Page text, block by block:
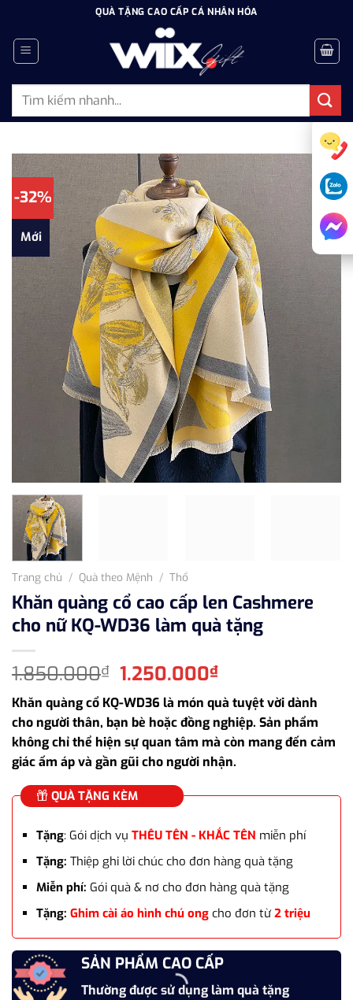
dung
QUÀ TẶNG CAO CẤP CÁ NHÂN HÓA
Tìm
-32%
Mới
Trang chủ / Quà theo Mệnh / Thổ
Khăn quàng cổ cao cấp len Cashmere
cho nữ KQ-WD36 làm quà tặng
1.850.000₫ Giá
gốc
là:
1.850.000₫.
1.250.000₫Giá
hiện
tại
là:
1.250.000₫.
Khăn quàng cổ KQ-WD36 là món quà tuyệt vời dành
cho người thân, bạn bè hoặc đồng nghiệp. Sản phẩm
không chỉ thể hiện sự quan tâm mà còn mang đến cảm
giác ấm áp và gần gũi cho người nhận.
QUÀ TẶNG KÈM
Tặng: Gói dịch vụ THÊU TÊN - KHẮC TÊN miễn phí
Tặng: Thiệp ghi lời chúc cho đơn hàng quà tặng
Miễn phí: Gói quà & nơ cho đơn hàng quà tặng
Tặng: Ghim cài áo hình chú ongcho đơn từ 2 triệu
SẢN PHẨM CAO CẤP
Thường được sử dụng làm quà tặng